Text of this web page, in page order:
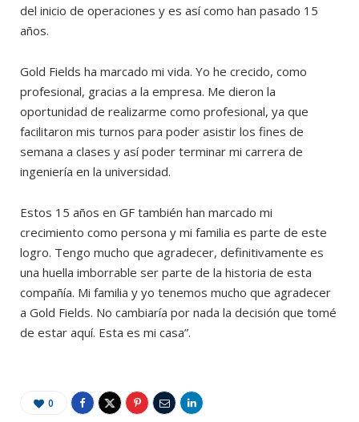
del inicio de operaciones y es así como han pasado 15
años.
Gold Fields ha marcado mi vida. Yo he crecido, como
profesional, gracias a la empresa. Me dieron la
oportunidad de realizarme como profesional, ya que
facilitaron mis turnos para poder asistir los fines de
semana a clases y así poder terminar mi carrera de
ingeniería en la universidad.
Estos 15 años en GF también han marcado mi
crecimiento como persona y mi familia es parte de este
logro. Tengo mucho que agradecer, definitivamente es
una huella imborrable ser parte de la historia de esta
compañía. Mi familia y yo tenemos mucho que agradecer
a Gold Fields. No cambiaría por nada la decisión que tomé
de estar aquí. Esta es mi casa”.
0